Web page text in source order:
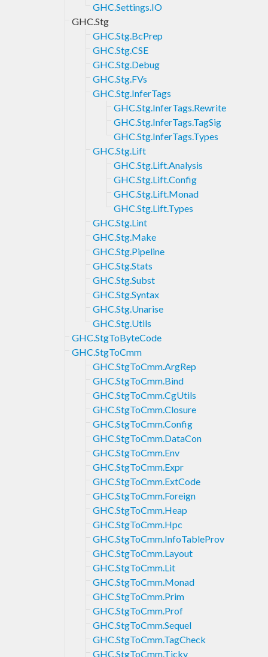
GHC.Settings.IO
GHC.Stg
GHC.Stg.BcPrep
GHC.Stg.CSE
GHC.Stg.Debug
GHC.Stg.FVs
GHC.Stg.InferTags
GHC.Stg.InferTags.Rewrite
GHC.Stg.InferTags.TagSig
GHC.Stg.InferTags.Types
GHC.Stg.Lift
GHC.Stg.Lift.Analysis
GHC.Stg.Lift.Config
GHC.Stg.Lift.Monad
GHC.Stg.Lift.Types
GHC.Stg.Lint
GHC.Stg.Make
GHC.Stg.Pipeline
GHC.Stg.Stats
GHC.Stg.Subst
GHC.Stg.Syntax
GHC.Stg.Unarise
GHC.Stg.Utils
GHC.StgToByteCode
GHC.StgToCmm
GHC.StgToCmm.ArgRep
GHC.StgToCmm.Bind
GHC.StgToCmm.CgUtils
GHC.StgToCmm.Closure
GHC.StgToCmm.Config
GHC.StgToCmm.DataCon
GHC.StgToCmm.Env
GHC.StgToCmm.Expr
GHC.StgToCmm.ExtCode
GHC.StgToCmm.Foreign
GHC.StgToCmm.Heap
GHC.StgToCmm.Hpc
GHC.StgToCmm.InfoTableProv
GHC.StgToCmm.Layout
GHC.StgToCmm.Lit
GHC.StgToCmm.Monad
GHC.StgToCmm.Prim
GHC.StgToCmm.Prof
GHC.StgToCmm.Sequel
GHC.StgToCmm.TagCheck
GHC.StgToCmm.Ticky